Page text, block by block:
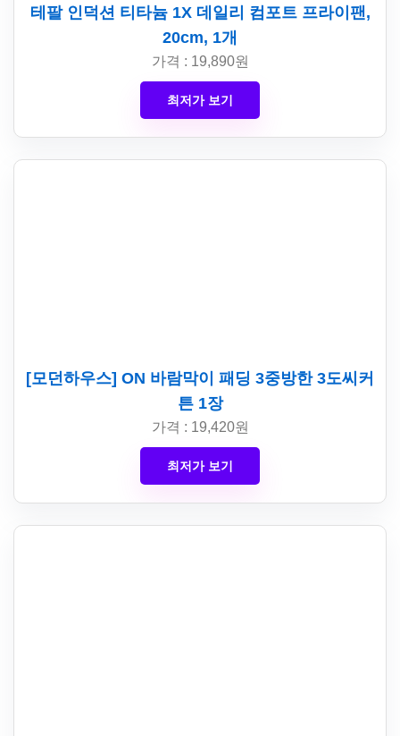
테팔 인덕션 티타늄 1X 데일리 컴포트 프라이팬,
20cm, 1개
가격 : 19,890원
최저가 보기
[모던하우스] ON 바람막이 패딩 3중방한 3도씨커
튼 1장
가격 : 19,420원
최저가 보기